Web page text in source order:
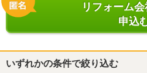
リフォーム
申込
いずれかの条件で絞り込む